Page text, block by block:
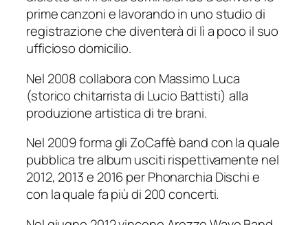
prime canzoni e lavorando in uno studio di
registrazione che diventerà di lì a poco il suo
ufficioso domicilio.
Nel 2008 collabora con Massimo Luca
(storico chitarrista di Lucio Battisti) alla
produzione artistica di tre brani.
Nel 2009 forma gli ZoCaffè band con la quale
pubblica tre album usciti rispettivamente nel
2012, 2013 e 2016 per Phonarchia Dischi e
con la quale fa più di 200 concerti.